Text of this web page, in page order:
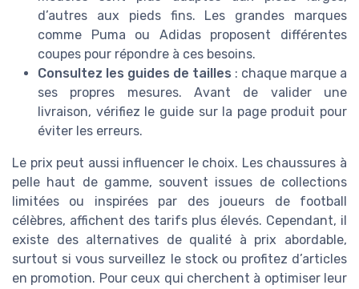
d’autres aux pieds fins. Les grandes marques
comme Puma ou Adidas proposent différentes
coupes pour répondre à ces besoins.
Consultez les guides de tailles : chaque marque a
ses propres mesures. Avant de valider une
livraison, vérifiez le guide sur la page produit pour
éviter les erreurs.
Le prix peut aussi influencer le choix. Les chaussures à
pelle haut de gamme, souvent issues de collections
limitées ou inspirées par des joueurs de football
célèbres, affichent des tarifs plus élevés. Cependant, il
existe des alternatives de qualité à prix abordable,
surtout si vous surveillez le stock ou profitez d’articles
en promotion. Pour ceux qui cherchent à optimiser leur